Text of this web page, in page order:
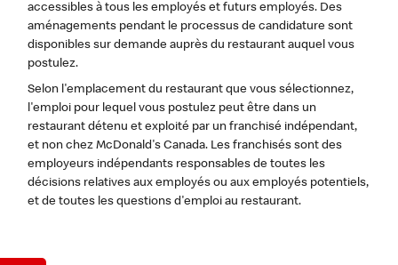
accessibles à tous les employés et futurs employés. Des
aménagements pendant le processus de candidature sont
disponibles sur demande auprès du restaurant auquel vous
postulez.
Selon l'emplacement du restaurant que vous sélectionnez,
l'emploi pour lequel vous postulez peut être dans un
restaurant détenu et exploité par un franchisé indépendant,
et non chez McDonald's Canada. Les franchisés sont des
employeurs indépendants responsables de toutes les
décisions relatives aux employés ou aux employés potentiels,
et de toutes les questions d'emploi au restaurant.